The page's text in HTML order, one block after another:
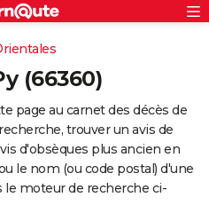
(66360)
page au carnet des décès de
trouver un avis de
d'obsèques plus ancien en
le nom (ou code postal) d'une
moteur de recherche ci-